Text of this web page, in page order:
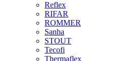
Reflex
RIFAR
ROMMER
Sanha
STOUT
Tecofi
Thermaflex